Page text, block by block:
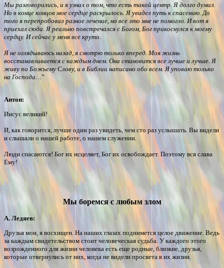
Мы разговорились, и я узнал о том, что есть такой центр. Я долго думал.
Но в конце концов мое сердце раскрылось. Я увидел путь к спасению. До
того я перепробовал разное лечение, но все это мне не помогло. И вот я
приехал сюда. Я реально повстречался с Богом, Бог прикоснулся к моему
сердцу. И сейчас у меня все круто.
Я не оглядываюсь назад, я смотрю только вперед. Моя жизнь
восстанавливается с каждым днем. Она становится все лучше и лучше. Я
живу по Божьему Слову, и в Библии написано обо всем. Я уповаю только
на Господа… ”
Антон:
Иисус великий!
И, как говорится, лучше один раз увидеть, чем сто раз услышать. Вы видели
и слышали о нашей работе, о нашем служении.
Люди спасаются! Бог их исцеляет, Бог их освобождает. Поэтому вся слава
Ему!
Мы боремся с любым злом
А. Ледяев:
Друзья мои, я восхищен. На наших глазах поднимется целое движение. Ведь
за каждым свидетельством стоит человеческая судьба. У каждого этого
возрожденного для жизни человека есть еще родные, близкие, друзья,
которые отвернулись от них, когда не видели просвета в их жизни.